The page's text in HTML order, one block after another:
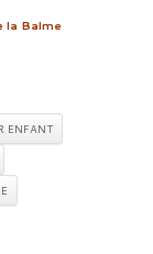
la Balme
ENFANT